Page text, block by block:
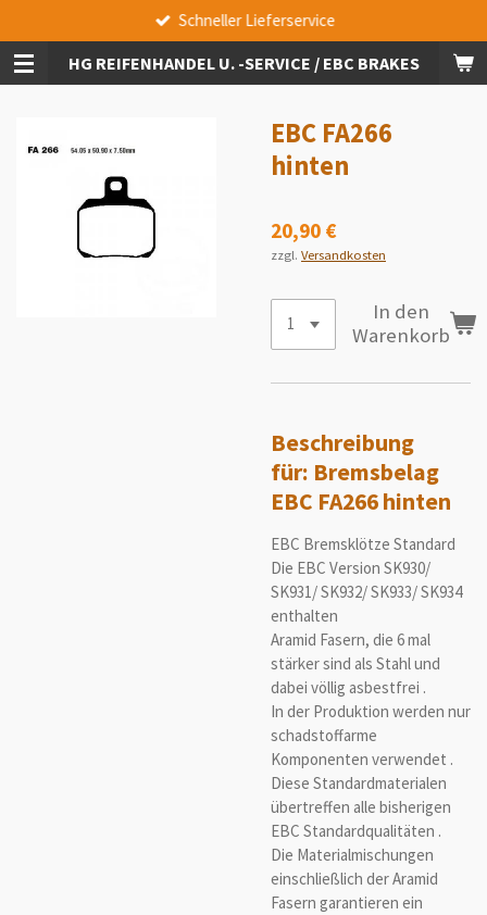
Hauptinhalt
springenHG REIFENHANDEL U. -SERVICE / EBC BRAKES
Schneller Lieferservice
EBC FA266
hinten
20,90 €
zzgl. Versandkosten
In den
Warenkorb
Beschreibung
für: Bremsbelag
EBC FA266 hinten
EBC Bremsklötze Standard
Die EBC Version SK930/
SK931/ SK932/ SK933/ SK934
enthalten
Aramid Fasern, die 6 mal
stärker sind als Stahl und
dabei völlig asbestfrei .
In der Produktion werden nur
schadstoffarme
Komponenten verwendet .
Diese Standardmaterialen
übertreffen alle bisherigen
EBC Standardqualitäten .
Die Materialmischungen
einschließlich der Aramid
Fasern garantieren ein